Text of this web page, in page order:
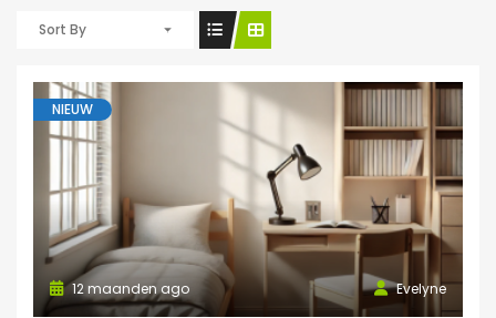
Sort By
NIEUW
Evelyne
12 maanden ago